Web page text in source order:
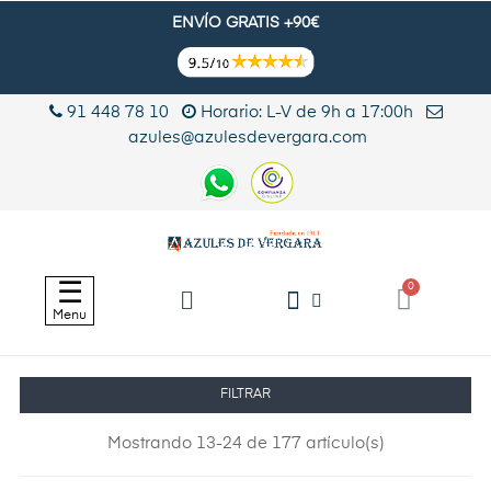
ENVÍO GRATIS +90€
91 448 78 10
Horario: L-V de 9h a 17:00h
azules@azulesdevergara.com
Navegación
de
palanca
☰
Menu
FILTRAR
Mostrando 13-24 de 177 artículo(s)